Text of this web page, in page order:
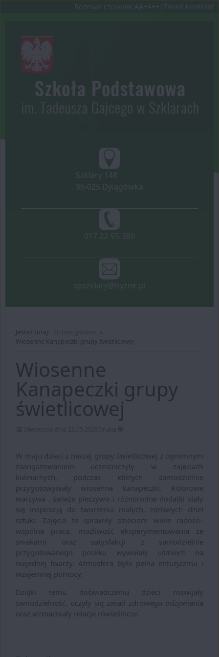
Przejdź do głównej treści Przejdź do
Rozmiar czcionek: Ustaw domyślną czcionkę
AUstaw większą czcionkę
A+Ustaw największą
A++ Zmień kontrast
Dane teleadresowe
Szklary 148
36-025 Dylągówka
telefon:
017 22-95-380
spszklary@hyzne.pl
Jesteś tutaj:
Wiosenne Kanapeczki grupy świetlicowej
Wiosenne
Kanapeczki grupy
świetlicowej
W maju dzieci z naszej grupy świetlicowej z ogromnym
zaangażowaniem uczestniczyły w zajęciach
kulinarnych, podczas których samodzielnie
przygotowywały wiosenne kanapeczki. Kolorowe
warzywa , świeże pieczywo i różnorodne dodatki stały
się inspiracją do tworzenia małych, zdrowych dzieł
sztuki. Zajęcia te sprawiły dzieciom wiele radości-
wspólna praca, możliwość eksperymentowania ze
smakami oraz satysfakcji z samodzielnie
przygotowanego posiłku wywołały uśmiech na
niejednej twarzy. Atmosfera była pełna entuzjazmu i
wzajemnej pomocy.
Dzięki temu doświadczeniu dzieci rozwijały
samodzielność, uczyły się zasad zdrowego odżywiania
oraz wzmacniały relacje rówieśnicze.